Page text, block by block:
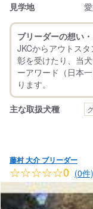
見学地
ブリーダーの想い
JKCからアウトス
彰を受けたり、当
ーアワード（日本
主な取扱犬種
藤村 大介 ブリーダー
☆☆☆☆☆0 (0件)